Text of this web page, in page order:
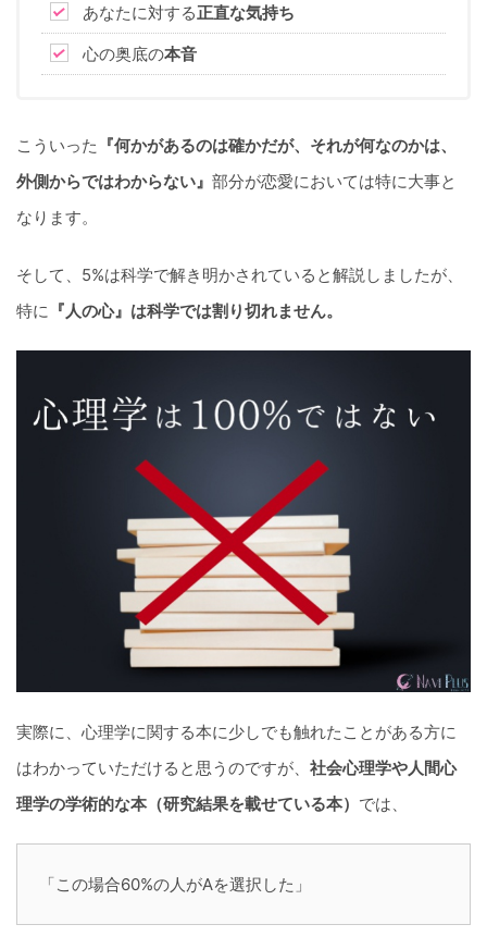
あなたに対する正直な気持ち
心の奥底の本音
こういった 『何かがあるのは確かだが、それが何なのかは、
外側からではわからない』 部分が恋愛においては特に大事と
なります。
そして、5%は科学で解き明かされていると解説しましたが、
特に 『人の心』は科学では割り切れません。
実際に、心理学に関する本に少しでも触れたことがある方に
はわかっていただけると思うのですが、 社会心理学や人間心
理学の学術的な本（研究結果を載せている本） では、
「この場合60%の人がAを選択した」